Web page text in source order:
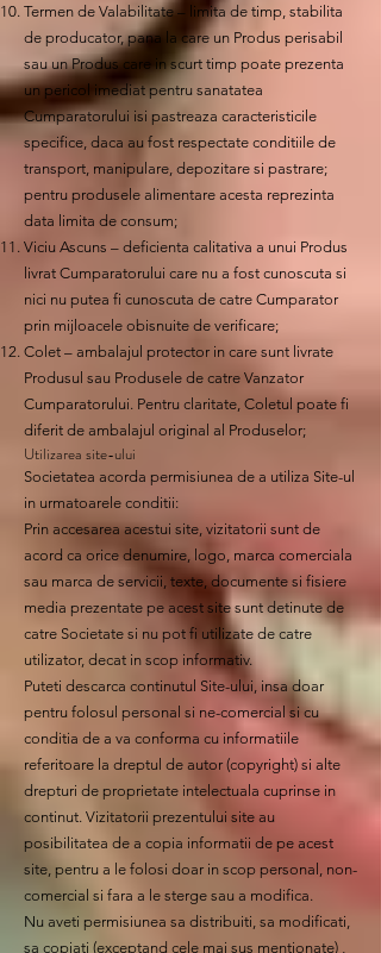
Termen de Valabilitate – limita de timp, stabilita
de producator, pana la care un Produs perisabil
sau un Produs care in scurt timp poate prezenta
un pericol imediat pentru sanatatea
Cumparatorului isi pastreaza caracteristicile
specifice, daca au fost respectate conditiile de
transport, manipulare, depozitare si pastrare;
pentru produsele alimentare acesta reprezinta
data limita de consum;
Viciu Ascuns – deficienta calitativa a unui Produs
livrat Cumparatorului care nu a fost cunoscuta si
nici nu putea fi cunoscuta de catre Cumparator
prin mijloacele obisnuite de verificare;
Colet – ambalajul protector in care sunt livrate
Produsul sau Produsele de catre Vanzator
Cumparatorului. Pentru claritate, Coletul poate fi
diferit de ambalajul original al Produselor;
Utilizarea site-ului
Societatea acorda permisiunea de a utiliza Site-ul
in urmatoarele conditii:
Prin accesarea acestui site, vizitatorii sunt de
acord ca orice denumire, logo, marca comerciala
sau marca de servicii, texte, documente si fisiere
media prezentate pe acest site sunt detinute de
catre Societate si nu pot fi utilizate de catre
utilizator, decat in scop informativ.
Puteti descarca continutul Site-ului, insa doar
pentru folosul personal si ne-comercial si cu
conditia de a va conforma cu informatiile
referitoare la dreptul de autor (copyright) si alte
drepturi de proprietate intelectuala cuprinse in
continut. Vizitatorii prezentului site au
posibilitatea de a copia informatii de pe acest
site, pentru a le folosi doar in scop personal, non-
comercial si fara a le sterge sau a modifica.
Nu aveti permisiunea sa distribuiti, sa modificati,
sa copiati (exceptand cele mai sus mentionate) ,